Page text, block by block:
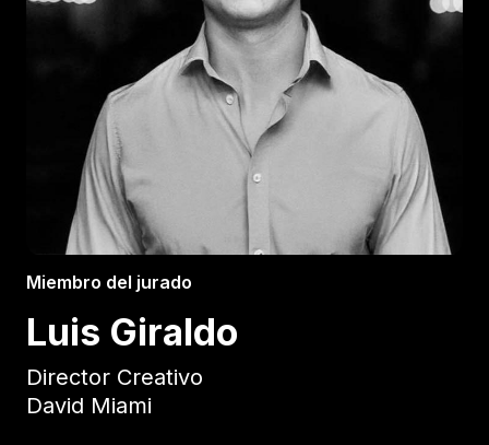
Miembro del jurado
Luis Giraldo
Director Creativo
David Miami